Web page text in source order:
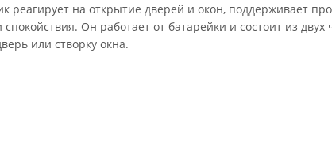
реагирует на открытие дверей и окон, поддерживает
Он работает от батарейки и состоит из
или створку окна.
и создавайте сценарии в приложении Дом